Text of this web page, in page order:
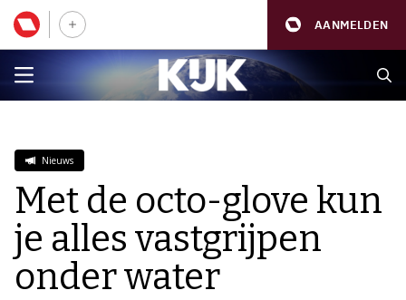
AANMELDEN
Nieuws
Met de octo-glove kun
je alles vastgrijpen
onder water